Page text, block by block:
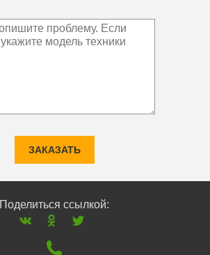
ЗАКАЗАТЬ
Поделиться ссылкой: